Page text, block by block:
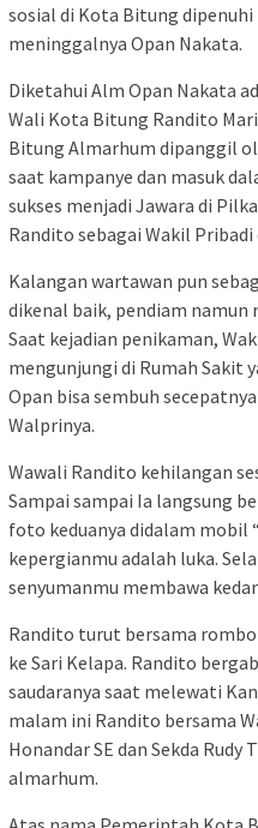
sosial di Kota Bitung
meninggalnya Opan Nakata.
Diketahui Alm Opan Nakata
Wali Kota Bitung Randito
Bitung Almarhum dipanggil
saat kampanye dan masuk
sukses menjadi Jawara di
Randito sebagai Wakil Pribadi
Kalangan wartawan pun
dikenal baik, pendiam namun
Saat kejadian penikaman,
mengunjungi di Rumah Sakit
Opan bisa sembuh
Walprinya.
Wawali Randito kehilangan
Sampai sampai Ia langsung
foto keduanya didalam mobil
kepergianmu adalah luka.
senyumanmu membawa
Randito turut bersama
ke Sari Kelapa. Randito
saudaranya saat melewati
malam ini Randito bersama
Honandar SE dan Sekda
almarhum.